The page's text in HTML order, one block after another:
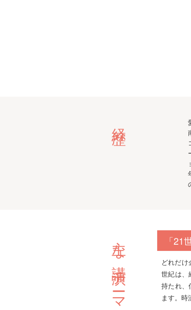
主な講演テーマ 「21
どれだ
世紀は、
持たれ、
ます。時